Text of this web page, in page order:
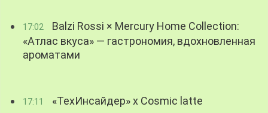
17:02
Balzi Rossi × Mercury Home Collection:
«Атлас вкуса» — гастрономия, вдохновленная
ароматами
17:11 «ТехИнсайдер» х Cosmic latte